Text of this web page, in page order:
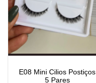
E08 Mini Cilios Postiços
5 Pares